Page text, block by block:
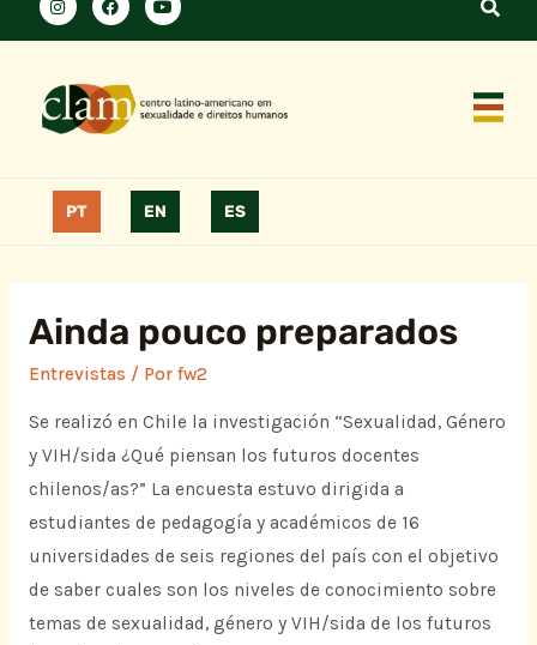
PT EN ES
Ainda pouco preparados
Entrevistas / Por fw2
Se realizó en Chile la investigación “Sexualidad, Género
y VIH/sida ¿Qué piensan los futuros docentes
chilenos/as?” La encuesta estuvo dirigida a
estudiantes de pedagogía y académicos de 16
universidades de seis regiones del país con el objetivo
de saber cuales son los niveles de conocimiento sobre
temas de sexualidad, género y VIH/sida de los futuros